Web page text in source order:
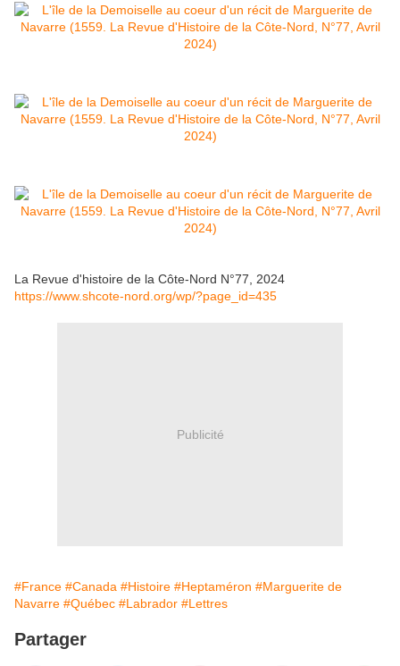
La Revue d'histoire de la Côte-Nord N°77, 2024
https://www.shcote-nord.org/wp/?page_id=435
Publicité
#France #Canada #Histoire #Heptaméron #Marguerite de
Navarre #Québec #Labrador #Lettres
Partager